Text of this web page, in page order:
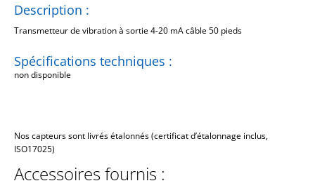
Spécifications techniques :
non disponible
Description :
Transmetteur de vibration à sortie 4-20 mA câble 50 pieds
Nos capteurs sont livrés étalonnés (certificat d’étalonnage inclus,
ISO17025)
Accessoires fournis :